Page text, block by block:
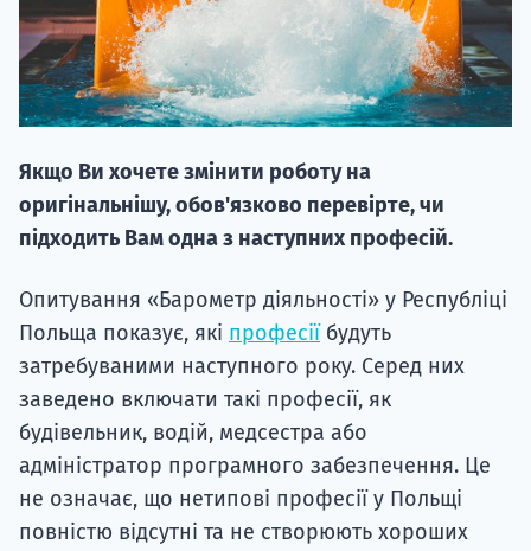
Якщо Ви хочете змінити роботу на
оригінальнішу, обов'язково перевірте, чи
підходить Вам одна з наступних професій.
Опитування «Барометр діяльності» у Республіці
Польща показує, які професіїбудуть
затребуваними наступного року. Серед них
заведено включати такі професії, як
будівельник, водій, медсестра або
адміністратор програмного забезпечення. Це
не означає, що нетипові професії у Польщі
повністю відсутні та не створюють хороших
НАБІР
вступ на